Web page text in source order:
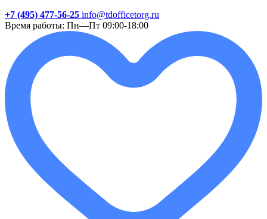
+7 (495) 477-56-25 info@tdofficetorg.ru
Время работы: Пн—Пт 09:00-18:00